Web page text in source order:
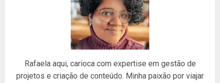
Rafaela aqui, carioca com expertise em gestão de
projetos e criação de conteúdo. Minha paixão por viajar